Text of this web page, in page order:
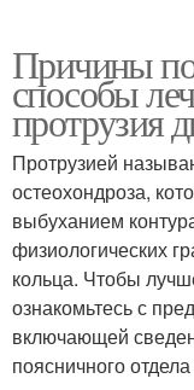
Причины
способы
протрузия
Протрузией
остеохондроза,
выбуханием
физиологических
кольца. Чтобы
ознакомьтесь с
включающей
поясничного